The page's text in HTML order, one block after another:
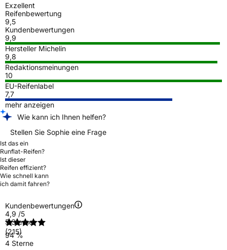
Exzellent
Reifenbewertung
9,5
Kundenbewertungen
9,9
Hersteller Michelin
9,8
Redaktionsmeinungen
10
EU-Reifenlabel
7,7
mehr anzeigen
Wie kann ich Ihnen helfen?
Stellen Sie Sophie eine Frage
Ist das ein
Runflat-Reifen?
Ist dieser
Reifen effizient?
Wie schnell kann
ich damit fahren?
Kundenbewertungen
4,9 /5
(215)
5 Sterne
94 %
4 Sterne